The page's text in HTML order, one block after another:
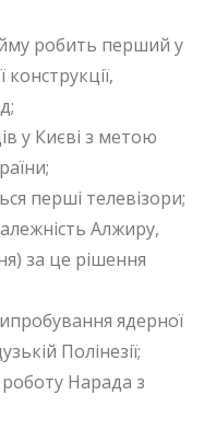
робить перший у
конструкції,
у Києві з метою
перші телевізори;
Алжиру,
за це рішення
ядерної
Полінезії;
роботу Нарада з